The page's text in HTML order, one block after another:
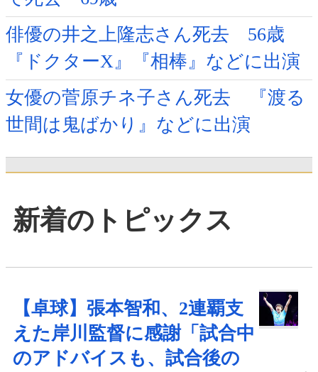
俳優の井之上隆志さん死去 56歳
『ドクターX』『相棒』などに出演
女優の菅原チネ子さん死去 『渡る
世間は鬼ばかり』などに出演
新着のトピックス
【卓球】張本智和、2連覇支
えた岸川監督に感謝「試合中
のアドバイスも、試合後の